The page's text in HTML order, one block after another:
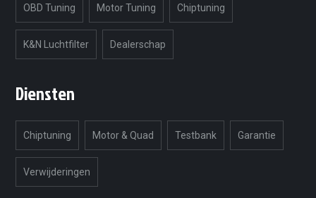
OBD Tuning Motor Tuning Chiptuning
K&N Luchtfilter Dealerschap
Diensten
Chiptuning Motor & Quad Testbank Garantie
Verwijderingen